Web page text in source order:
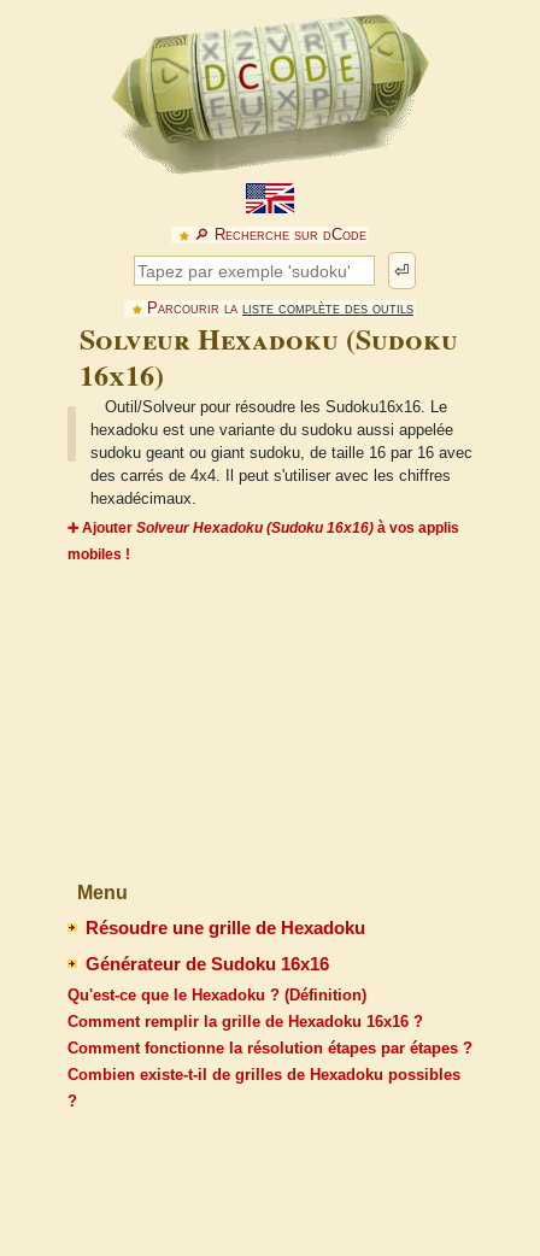
🔎︎ Recherche sur dCode
⏎
Parcourir la liste complète des outils
Solveur Hexadoku (Sudoku
16x16)
Outil/Solveur pour résoudre les Sudoku16x16. Le
hexadoku est une variante du sudoku aussi appelée
sudoku geant ou giant sudoku, de taille 16 par 16 avec
des carrés de 4x4. Il peut s'utiliser avec les chiffres
hexadécimaux.
➕ Ajouter Solveur Hexadoku (Sudoku 16x16) à vos applis
mobiles !
Menu
Résoudre une grille de Hexadoku
Générateur de Sudoku 16x16
Qu'est-ce que le Hexadoku ? (Définition)
Comment remplir la grille de Hexadoku 16x16 ?
Comment fonctionne la résolution étapes par étapes ?
Combien existe-t-il de grilles de Hexadoku possibles
?